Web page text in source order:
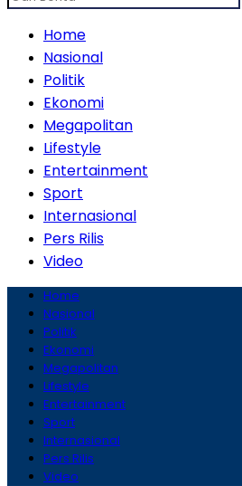
Home
Nasional
Politik
Ekonomi
Megapolitan
Lifestyle
Entertainment
Sport
Internasional
Pers Rilis
Video
Home
Nasional
Politik
Ekonomi
Megapolitan
Lifestyle
Entertainment
Sport
Internasional
Pers Rilis
Video